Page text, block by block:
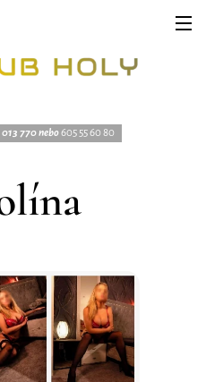
770 nebo605 55 60 80